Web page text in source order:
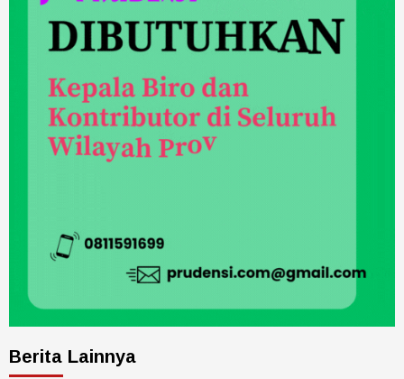
Berita Lainnya